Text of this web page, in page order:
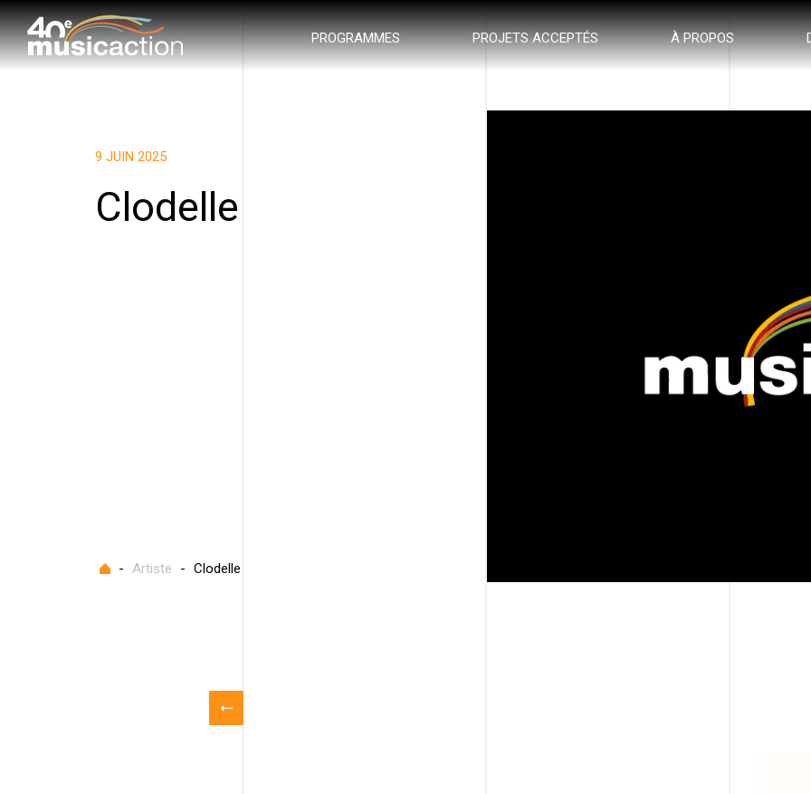
PROGRAMMES PROJETS ACCEPTÉS À PROPOS
9 JUIN 2025
Clodelle
Accueil
- Artiste - Clodelle